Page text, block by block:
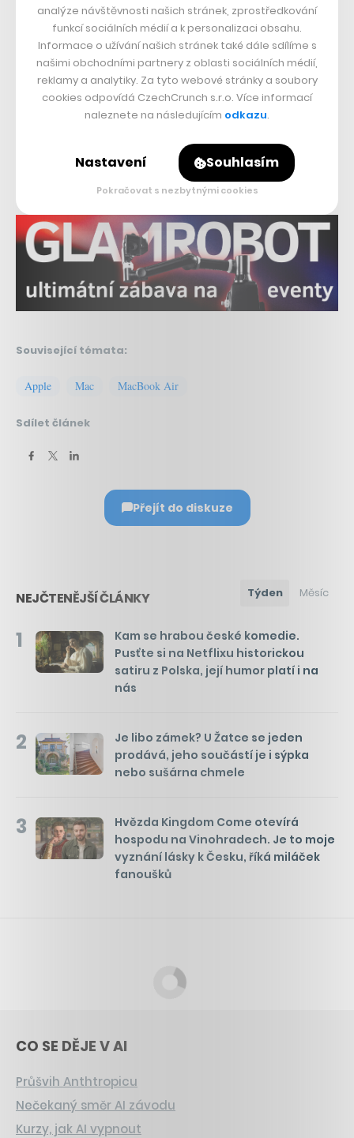
a tak není divu, že vyžadují i mnohem větší upgrady
vnitřní výbavy odpovídající dnešním technologiím.
Dotazy padají pochopitelně na Retina displej, který je u
produktů od Applu standardem, nebo vícero portů
Thunderbolt 3/USB-C. Nyní jim firma Tima Cooka
Související témata:
Apple Mac MacBook Air
Sdílet článek
Přejít do diskuze
NEJČTENĚJŠÍ ČLÁNKY Týden Měsíc
1
Kam se hrabou české komedie.
Pusťte si na Netflixu historickou
satiru z Polska, její humor platí i na
nás
2
Je libo zámek? U Žatce se jeden
prodává, jeho součástí je i sýpka
nebo sušárna chmele
3
Hvězda Kingdom Come otevírá
hospodu na Vinohradech. Je to moje
vyznání lásky k Česku, říká miláček
fanoušků
CO SE DĚJE V AI
Průšvih Anthtropicu
Nečekaný směr AI závodu
Kurzy, jak AI vypnout
analýze návštěvnosti našich stránek, zprostředkování
funkcí sociálních médií a k personalizaci obsahu.
Informace o užívání našich stránek také dále sdílíme s
našimi obchodními partnery z oblasti sociálních médií,
reklamy a analytiky. Za tyto webové stránky a soubory
cookies odpovídá CzechCrunch s.r.o. Více informací
naleznete na následujícím odkazu.
Nastavení Souhlasím
Pokračovat s nezbytnými cookies